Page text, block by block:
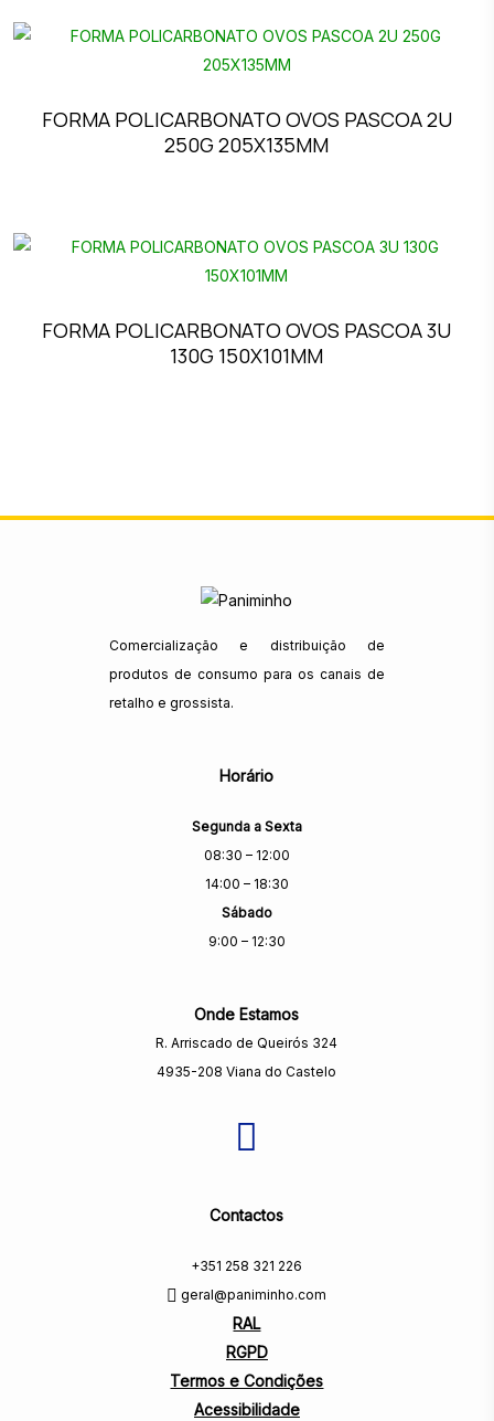
FORMA POLICARBONATO OVOS PASCOA 2U
250G 205X135MM
FORMA POLICARBONATO OVOS PASCOA 3U
130G 150X101MM
Comercialização e distribuição de
produtos de consumo para os canais de
retalho e grossista.
Horário
Segunda a Sexta
08:30 – 12:00
14:00 – 18:30
Sábado
9:00 – 12:30
Onde Estamos
R. Arriscado de Queirós 324
4935-208 Viana do Castelo
Contactos
+351 258 321 226
geral@paniminho.com
RAL
RGPD
Termos e Condições
Acessibilidade